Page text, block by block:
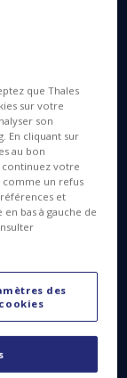
de
le savoir-
dans les
de
par une
que Thales
sur votre
son
En cliquant sur
au bon
votre
comme un refus
et
bas à gauche de
des
cookies